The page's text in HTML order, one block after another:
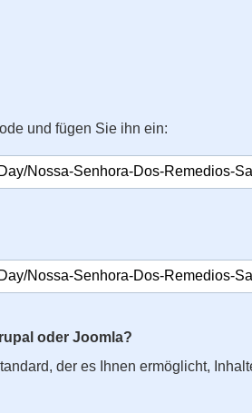
und fügen Sie ihn ein:
oder Joomla?
der es Ihnen ermöglicht,